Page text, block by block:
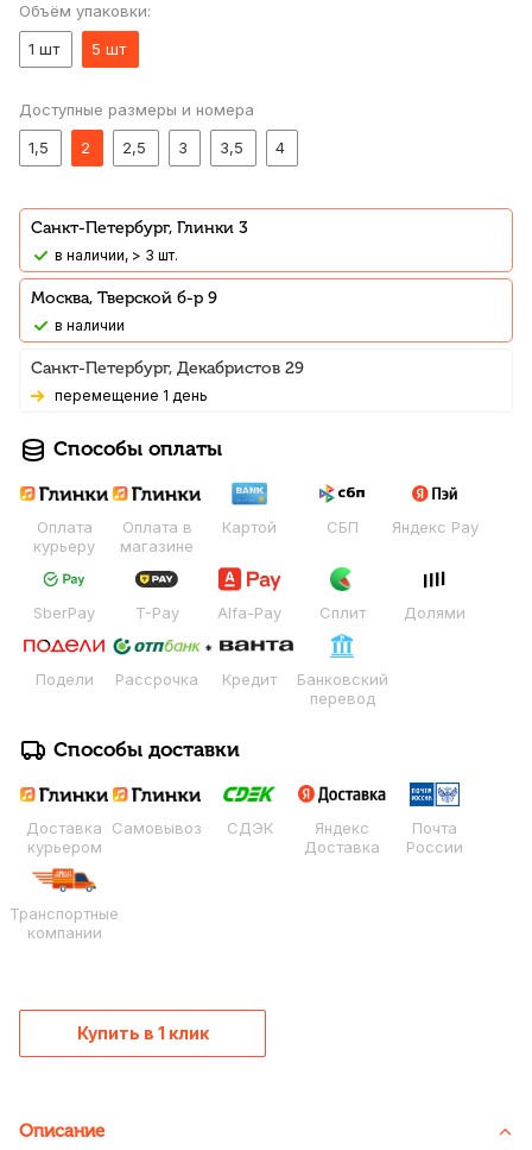
Объём упаковки:
1 шт
5 шт
Доступные размеры и номера
1,5
2 2,5 3 3,5 4
Санкт-Петербург, Глинки 3
В наличии, > 3 шт.
Москва, Тверской б-р 9
В наличии
Санкт-Петербург, Декабристов 29
Перемещение 1 день
Способы оплаты
Оплата
курьеру
Оплата в
магазине
Картой СБП Яндекс Pay
SberPay T-Pay Alfa-Pay Сплит Долями
Подели Рассрочка Кредит
Банковский
перевод
Способы доставки
Доставка
курьером
Самовывоз СДЭК
Яндекс
Доставка
Почта
России
Транспортные
компании
Купить в 1 клик
Описание